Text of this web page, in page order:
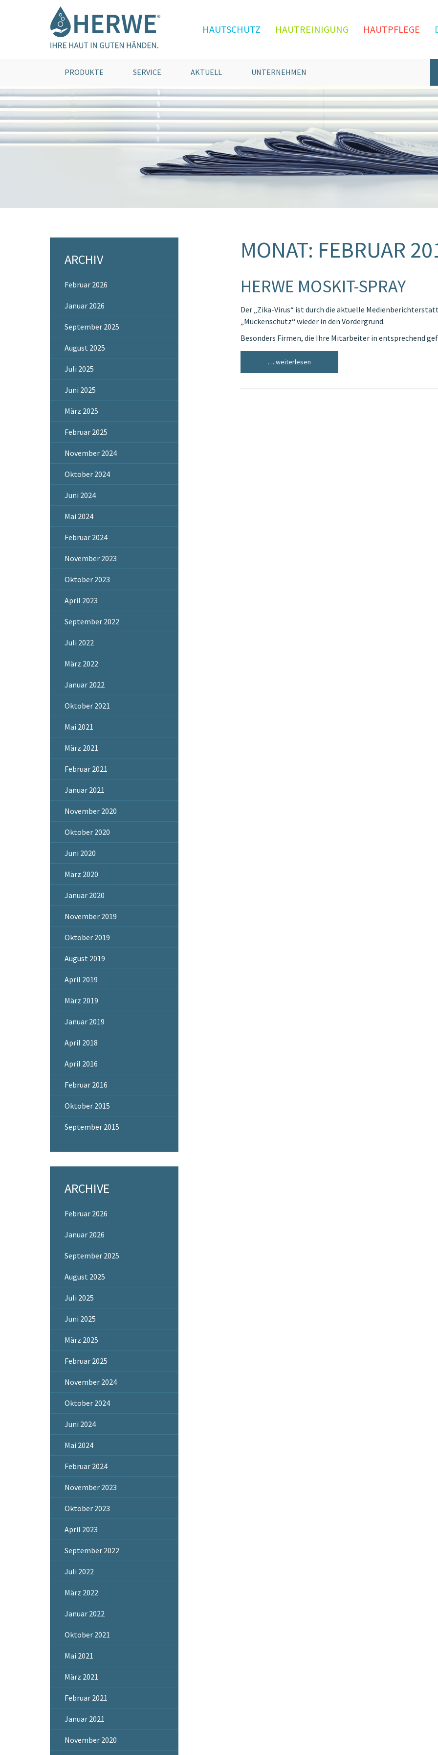
HAUTSCHUTZ HAUTREINIGUNG HAUTPFLEGE
PRODUKTE SERVICE AKTUELL UNTERNEHMEN
ARCHIV
Februar 2026
Januar 2026
September 2025
August 2025
Juli 2025
Juni 2025
März 2025
Februar 2025
November 2024
Oktober 2024
Juni 2024
Mai 2024
Februar 2024
November 2023
Oktober 2023
April 2023
September 2022
Juli 2022
März 2022
Januar 2022
Oktober 2021
Mai 2021
März 2021
Februar 2021
Januar 2021
November 2020
Oktober 2020
Juni 2020
März 2020
Januar 2020
November 2019
Oktober 2019
August 2019
April 2019
März 2019
Januar 2019
April 2018
April 2016
Februar 2016
Oktober 2015
September 2015
ARCHIVE
Februar 2026
Januar 2026
September 2025
August 2025
Juli 2025
Juni 2025
März 2025
Februar 2025
November 2024
Oktober 2024
Juni 2024
Mai 2024
Februar 2024
November 2023
Oktober 2023
April 2023
September 2022
Juli 2022
März 2022
Januar 2022
Oktober 2021
Mai 2021
März 2021
Februar 2021
Januar 2021
November 2020
MONAT: FEBRUAR
HERWE MOSKIT-SPRAY
Der „Zika-Virus“ ist durch die aktuelle
„Mückenschutz“ wieder in den Vordergrund.
Besonders Firmen, die Ihre Mitarbeiter in entsprechend
… weiterlesen